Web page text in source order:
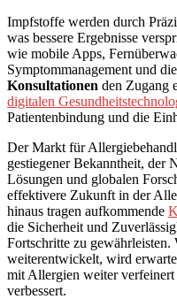
Impfstoffe werden durch
was bessere Ergebnisse
wie mobile Apps,
Symptommanagement und
Konsultationen den Zugang
digitalen
Patientenbindung und die
Der Markt für
gestiegener Bekanntheit, der
Lösungen und globalen
effektivere Zukunft in der
hinaus tragen aufkommende
die Sicherheit und
Fortschritte zu gewährleisten.
weiterentwickelt, wird
mit Allergien weiter verfeinert
verbessert.